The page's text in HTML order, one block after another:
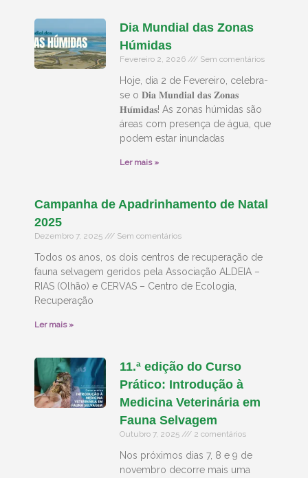
Dia Mundial das Zonas
Húmidas
Fevereiro 2, 2026 Sem comentários
Hoje, dia 2 de Fevereiro, celebra-
se o 𝐃𝐢𝐚 𝐌𝐮𝐧𝐝𝐢𝐚𝐥 𝐝𝐚𝐬 𝐙𝐨𝐧𝐚𝐬
𝐇𝐮́𝐦𝐢𝐝𝐚𝐬! As zonas húmidas são
áreas com presença de água, que
podem estar inundadas
Ler mais »
Campanha de Apadrinhamento de Natal
2025
Dezembro 7, 2025 Sem comentários
Todos os anos, os dois centros de recuperação de
fauna selvagem geridos pela Associação ALDEIA –
RIAS (Olhão) e CERVAS – Centro de Ecologia,
Recuperação
Ler mais »
11.ª edição do Curso
Prático: Introdução à
Medicina Veterinária em
Fauna Selvagem
Outubro 7, 2025 2 comentários
Nos próximos dias 7, 8 e 9 de
novembro decorre mais uma